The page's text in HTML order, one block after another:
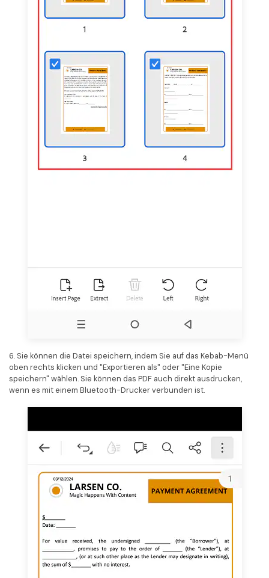
6. Sie können die Datei speichern, indem Sie auf das Kebab-Menü
oben rechts klicken und "Exportieren als" oder "Eine Kopie
speichern" wählen. Sie können das PDF auch direkt ausdrucken,
wenn es mit einem Bluetooth-Drucker verbunden ist.